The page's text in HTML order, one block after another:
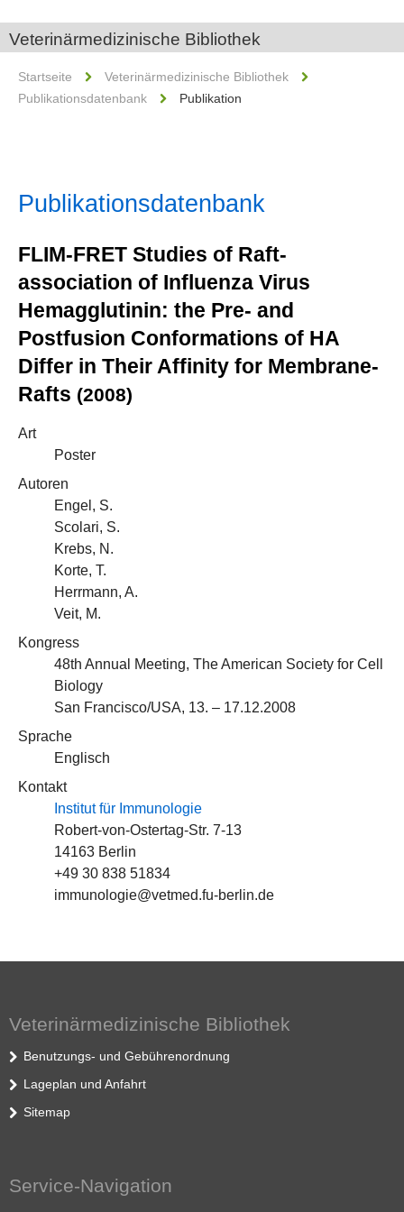
Veterinärmedizinische Bibliothek
Startseite
Veterinärmedizinische Bibliothek
Publikationsdatenbank
Publikation
Publikationsdatenbank
FLIM-FRET Studies of Raft-
association of Influenza Virus
Hemagglutinin: the Pre- and
Postfusion Conformations of HA
Differ in Their Affinity for Membrane-
Rafts (2008)
Art
Poster
Autoren
Engel, S.
Scolari, S.
Krebs, N.
Korte, T.
Herrmann, A.
Veit, M.
Kongress
48th Annual Meeting, The American Society for Cell
Biology
San Francisco/USA, 13. – 17.12.2008
Sprache
Englisch
Kontakt
Institut für Immunologie
Robert-von-Ostertag-Str. 7-13
14163 Berlin
+49 30 838 51834
immunologie@vetmed.fu-berlin.de
Veterinärmedizinische Bibliothek
Benutzungs- und Gebührenordnung
Lageplan und Anfahrt
Sitemap
Service-Navigation